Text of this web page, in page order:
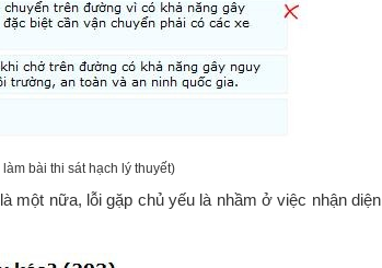
bài thi sát hạch lý thuyết)
một nữa, lỗi gặp chủ yếu là nhầm ở việc nhận diện